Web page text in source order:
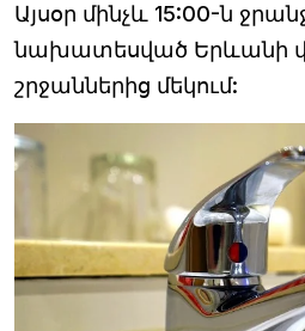
Այսօր մինչև 15:00-ն
նախատեսված Երևանի
շրջաններից մեկում: